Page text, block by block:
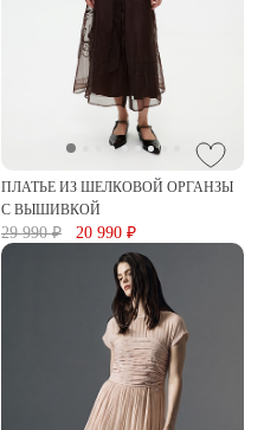
ПЛАТЬЕ ИЗ ШЕЛКОВОЙ ОРГАНЗЫ
С ВЫШИВКОЙ
29 990 ₽ 20 990 ₽